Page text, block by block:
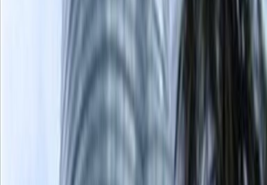
Av Eloy Alfaro E6-24, y
Calle Francisco
Andrade Marin, 170518
Las instalaciones de este espacio de trabajo
Zonas de descanso
Centro urbano